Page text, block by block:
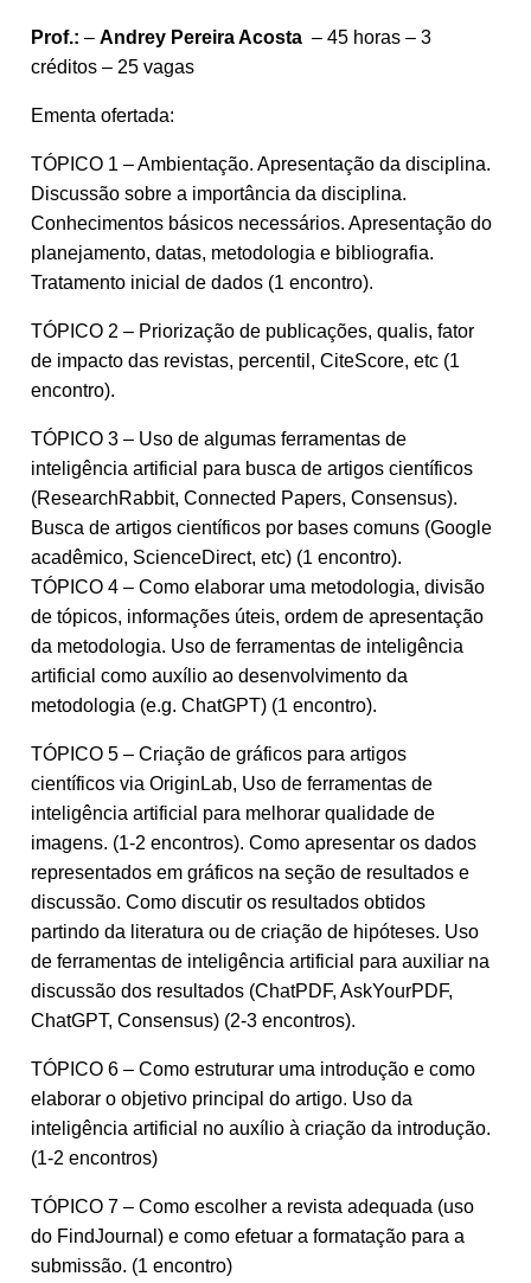
Prof.: –
– 45 horas – 3
créditos – 25 vagas
Ementa ofertada:
TÓPICO 1 – Ambientação. Apresentação da disciplina.
Discussão sobre a importância da disciplina.
Conhecimentos básicos necessários. Apresentação do
planejamento, datas, metodologia e bibliografia.
Tratamento inicial de dados (1 encontro).
TÓPICO 2 – Priorização de publicações, qualis, fator
de impacto das revistas, percentil, CiteScore, etc (1
encontro).
TÓPICO 3 – Uso de algumas ferramentas de
inteligência artificial para busca de artigos científicos
(ResearchRabbit, Connected Papers, Consensus).
Busca de artigos científicos por bases comuns (Google
acadêmico, ScienceDirect, etc) (1 encontro).
TÓPICO 4 – Como elaborar uma metodologia, divisão
de tópicos, informações úteis, ordem de apresentação
da metodologia. Uso de ferramentas de inteligência
artificial como auxílio ao desenvolvimento da
metodologia (e.g. ChatGPT) (1 encontro).
TÓPICO 5 – Criação de gráficos para artigos
científicos via OriginLab, Uso de ferramentas de
inteligência artificial para melhorar qualidade de
imagens. (1-2 encontros). Como apresentar os dados
representados em gráficos na seção de resultados e
discussão. Como discutir os resultados obtidos
partindo da literatura ou de criação de hipóteses. Uso
de ferramentas de inteligência artificial para auxiliar na
discussão dos resultados (ChatPDF, AskYourPDF,
ChatGPT, Consensus) (2-3 encontros).
TÓPICO 6 – Como estruturar uma introdução e como
elaborar o objetivo principal do artigo. Uso da
inteligência artificial no auxílio à criação da introdução.
(1-2 encontros)
TÓPICO 7 – Como escolher a revista adequada (uso
do FindJournal) e como efetuar a formatação para a
submissão. (1 encontro)